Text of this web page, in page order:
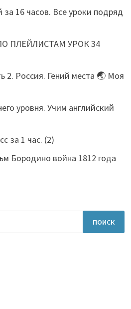
за 16 часов. Все уроки подряд
ПЛЕЙЛИСТАМ УРОК 34
2. Россия. Гений места 🌏 Моя
уровня. Учим английский
за 1 час. (2)
Бородино война 1812 года